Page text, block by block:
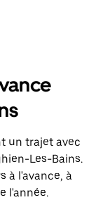
un trajet avec
Les-Bains.
à l'avance, à
l'année.